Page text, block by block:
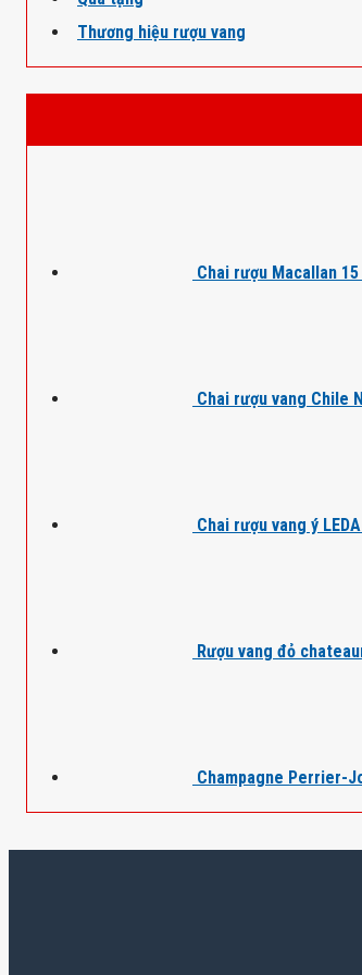
Thương hiệu rượu vang
Chai rượu Macallan
Chai rượu vang Chile
Chai rượu vang ý LEDA
Rượu vang đỏ
Champagne Perrier-